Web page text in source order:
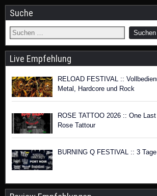
Suche
Live Empfehlung
RELOAD FESTIVAL ::
Metal, Hardcore und Rock
ROSE TATTOO 2026 :: One
Rose Tattour
BURNING Q FESTIVAL :: 3